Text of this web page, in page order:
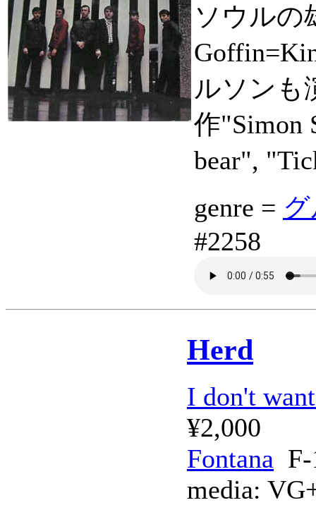
ソウルの
ルソンも
作"Simon
bear",
genre =
#2258
Herd
I don't
¥2,000
Fontana
media: